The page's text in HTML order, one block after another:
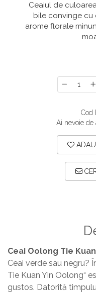
Ceaiul de
bile convinge cu
arome florale
Cod
Ai nevoie de
Ceai Oolong Tie
Ceai verde sau negru?
Tie Kuan Yin Oolong“
gustos. Datorită